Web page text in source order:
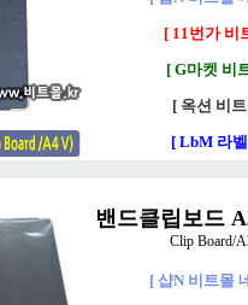
[ 11번가 비
[ G마켓 비
[ 옥션 비
[ LbM 라
밴드클립보드
Clip Board/
[ 샵N 비트몰